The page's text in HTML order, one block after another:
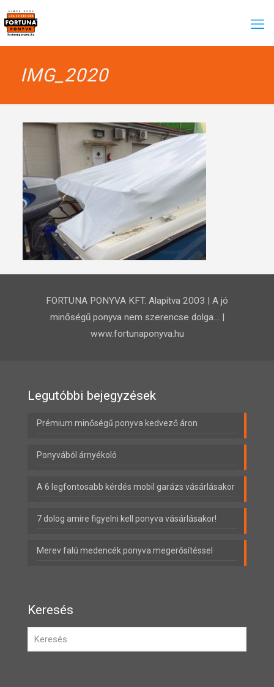
IMG_2020
FORTUNA PONYVA KFT. Alapítva 2003 | A jó
minőségű ponyva nem szerencse dolga… |
www.fortunaponyva.hu
Legutóbbi bejegyzések
Prémium minőségű ponyva kedvező áron
Ponyvából árnyékoló
A 6 legfontosabb kérdés mobil garázs vásárlásakor
7 dolog amire figyelni kell ponyva vásárlásakor!
Merev falú medencék ponyva megerősítéssel
Keresés